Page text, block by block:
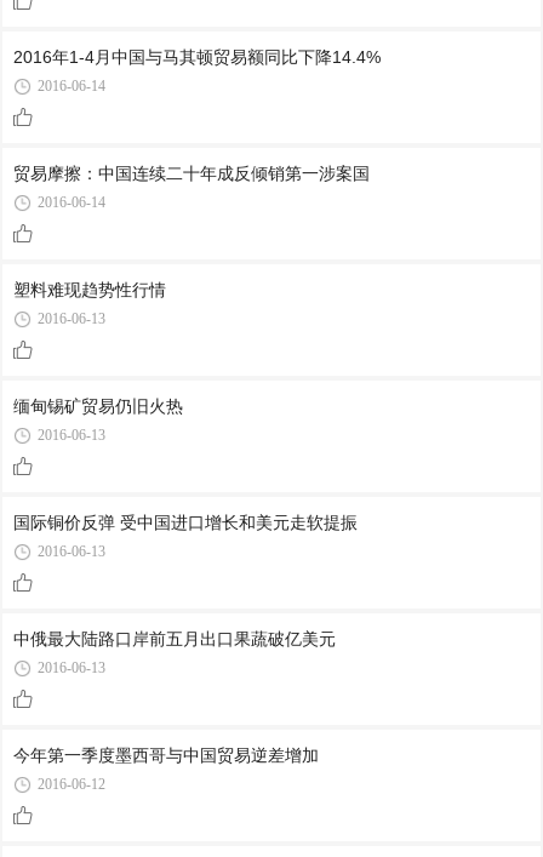
2016年1-4月中国与马其顿贸易额同比下降14.4%
2016-06-14
贸易摩擦：中国连续二十年成反倾销第一涉案国
2016-06-14
塑料难现趋势性行情
2016-06-13
缅甸锡矿贸易仍旧火热
2016-06-13
国际铜价反弹 受中国进口增长和美元走软提振
2016-06-13
中俄最大陆路口岸前五月出口果蔬破亿美元
2016-06-13
今年第一季度墨西哥与中国贸易逆差增加
2016-06-12